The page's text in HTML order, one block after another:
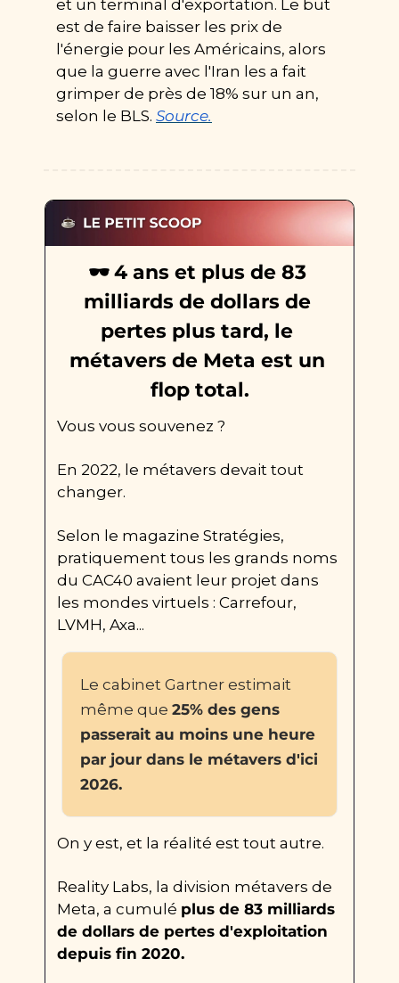
et un terminal d'exportation. Le but
est de faire baisser les prix de
l'énergie pour les Américains, alors
que la guerre avec l'Iran les a fait
grimper de près de 18% sur un an,
selon le BLS. Source.
🕶️ 4 ans et plus de 83
milliards de dollars de
pertes plus tard, le
métavers de Meta est un
flop total.
Vous vous souvenez ?
En 2022, le métavers devait tout
changer.
Selon le magazine Stratégies,
pratiquement tous les grands noms
du CAC40 avaient leur projet dans
les mondes virtuels : Carrefour,
LVMH, Axa...
Le cabinet Gartner estimait
même que 25% des gens
passerait au moins une heure
par jour dans le métavers d'ici
2026.
On y est, et la réalité est tout autre.
Reality Labs, la division métavers de
Meta, a cumulé plus de 83 milliards
de dollars de pertes d'exploitation
depuis fin 2020.